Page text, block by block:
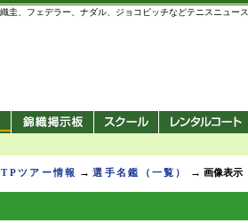
圭、フェデラー、ナダル、ジョコビッチなどテニスニュ
ツアー情報 →選手名鑑（一覧） → 画像表示